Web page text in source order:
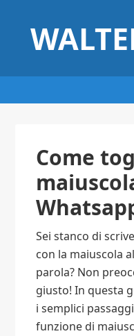
Come
Sei stanco di
con la maiuscola
parola? Non
giusto! In questa
i semplici
funzione di